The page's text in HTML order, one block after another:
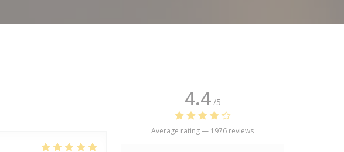
4.4 /5
Average rating — 1976 reviews